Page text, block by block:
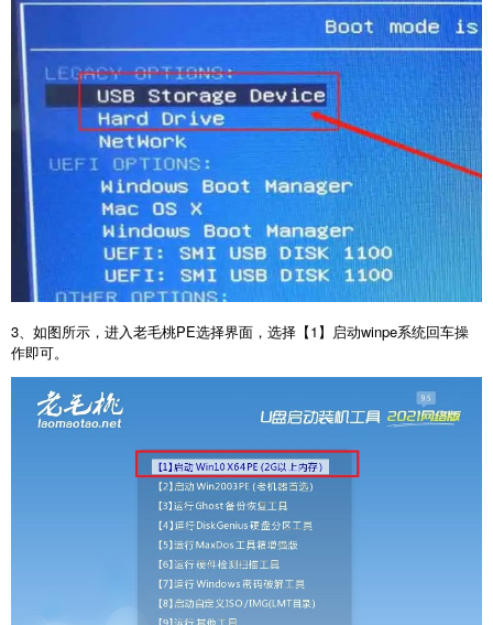
3、如图所示，进入老毛桃PE选择界面，选择【1】启动winpe系统回车操
作即可。